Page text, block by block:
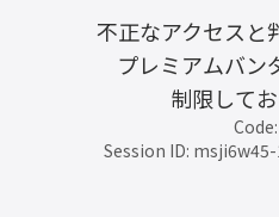
不正なアクセスと
プレミアムバン
制限してお
Session ID: